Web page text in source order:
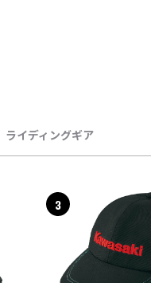
ライディングギア
3